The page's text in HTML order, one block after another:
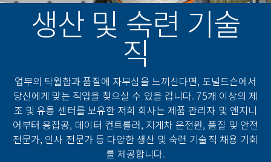
생산 및 숙련 기술
직
업무의 탁월함과 품질에 자부심을 느끼신다면, 도널드슨에서
당신에게 맞는 직업을 찾으실 수 있을 겁니다. 75개 이상의 제
조 및 유통 센터를 보유한 저희 회사는 제품 관리자 및 엔지니
어부터 용접공, 데이터 컨트롤러, 지게차 운전원, 품질 및 안전
전문가, 인사 전문가 등 다양한 생산 및 숙련 기술직 채용 기회
를 제공합니다.